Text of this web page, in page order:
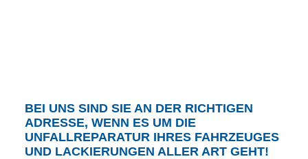
BEI UNS SIND SIE AN DER RICHTIGEN
ADRESSE, WENN ES UM DIE
UNFALLREPARATUR IHRES FAHRZEUGES
UND LACKIERUNGEN ALLER ART GEHT!